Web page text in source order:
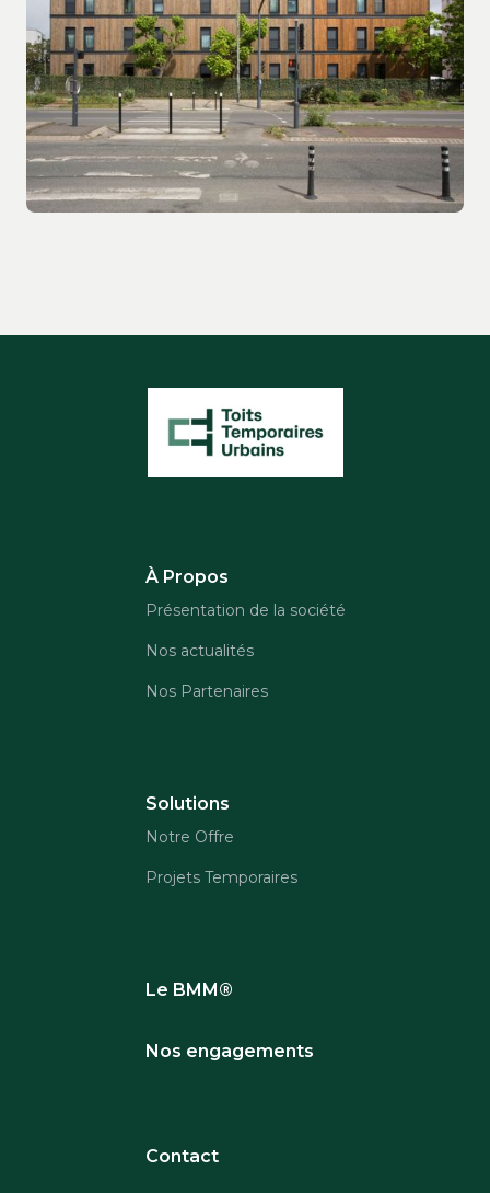
À Propos
Présentation de la société
Nos actualités
Nos Partenaires
Solutions
Notre Offre
Projets Temporaires
Le BMM®
Nos engagements
Contact